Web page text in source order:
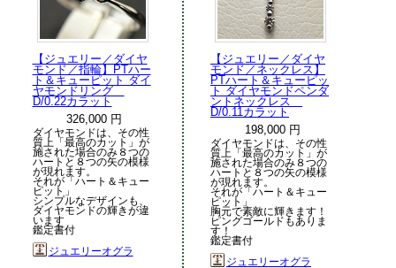
【ジュエリー／ダイヤ
モンド／指輪】PTハー
ト＆キューピット ダイ
ヤモンドリング
D/0.22カラット
326,000 円
ダイヤモンドは、その性
質上「最高のカット」が
施された場合のみ８つの
ハートと８つの矢の模様
が現れます。
それが「ハート＆キュー
ピット」
シンプルなデザインも、
ダイヤモンドの輝きが違
います
鑑定書付
ジュエリーオグラ
【ジュエリー／ダイヤ
モンド／ネックレス】
PTハート＆キューピッ
ト ダイヤモンドペンダ
ントネックレス
D/0.11カラット
198,000 円
ダイヤモンドは、その性
質上「最高のカット」が
施された場合のみ８つの
ハートと８つの矢の模様
が現れます。
それが「ハート＆キュー
ピット」
胸元で素敵に輝きます！
ピングゴールドもありま
す！
鑑定書付
ジュエリーオグラ